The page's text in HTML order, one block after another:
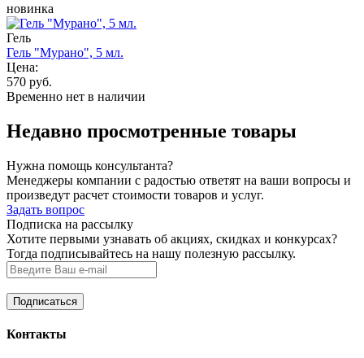
новинка
Гель
Гель "Мурано", 5 мл.
Цена:
570 руб.
Временно нет в наличии
Недавно просмотренные товары
Нужна помощь консультанта?
Менеджеры компании с радостью ответят на ваши вопросы и
произведут расчет стоимости товаров и услуг.
Задать вопрос
Подписка на рассылку
Хотите первыми узнавать об акциях, скидках и конкурсах?
Тогда подписывайтесь на нашу полезную рассылку.
Контакты